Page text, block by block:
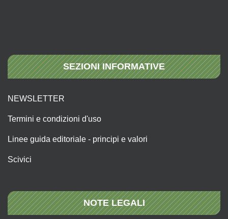
SEZIONI INFORMATIVE
NEWSLETTER
Termini e condizioni d'uso
Linee guida editoriale - principi e valori
Scivici
NOTE LEGALI